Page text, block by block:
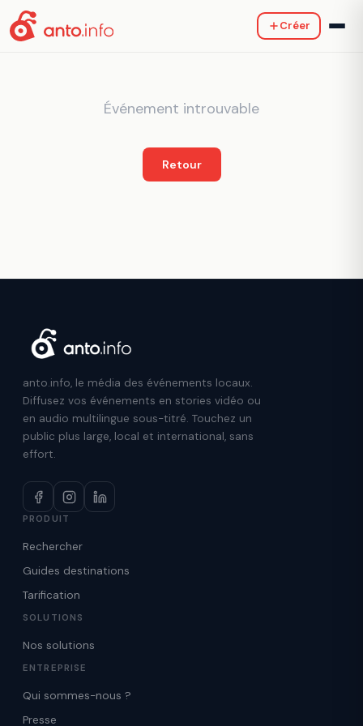
Créer
Événement introuvable
Retour
anto.info, le média des événements locaux.
Diffusez vos événements en stories vidéo ou
en audio multilingue sous-titré. Touchez un
public plus large, local et international, sans
effort.
PRODUIT
Rechercher
Guides destinations
Tarification
SOLUTIONS
Nos solutions
ENTREPRISE
Qui sommes-nous ?
Presse